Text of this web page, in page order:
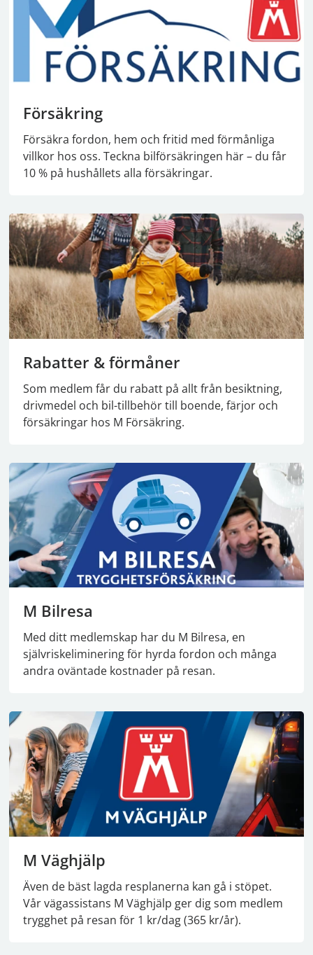
Försäkring
Försäkra fordon, hem och fritid med förmånliga
villkor hos oss. Teckna bilförsäkringen här – du får
10 % på hushållets alla försäkringar.
Rabatter & förmåner
Som medlem får du rabatt på allt från besiktning,
drivmedel och bil-tillbehör till boende, färjor och
försäkringar hos M Försäkring.
M Bilresa
Med ditt medlemskap har du M Bilresa, en
självriskeliminering för hyrda fordon och många
andra oväntade kostnader på resan.
M Väghjälp
Även de bäst lagda resplanerna kan gå i stöpet.
Vår vägassistans M Väghjälp ger dig som medlem
trygghet på resan för 1 kr/dag (365 kr/år).